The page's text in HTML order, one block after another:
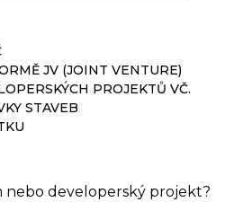
JV (JOINT VENTURE)
PROJEKTŮ VČ.
STAVEB
nebo developerský projekt?